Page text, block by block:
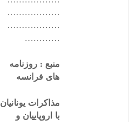
………………
………………
…………
منبع : روزنامه
های فرانسه
مذاکرات یونانیان
با اروپاییان و